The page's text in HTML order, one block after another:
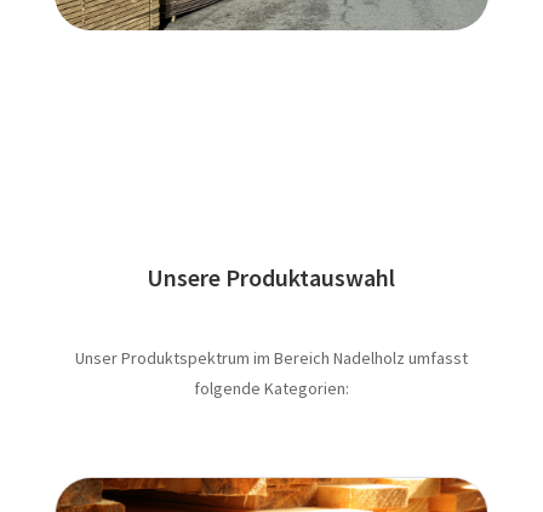
Unsere Produktauswahl
Unser Produktspektrum im Bereich Nadelholz umfasst
folgende Kategorien: